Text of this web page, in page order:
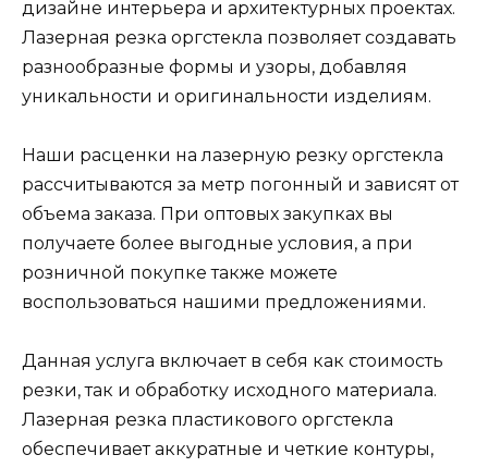
дизайне интерьера и архитектурных проектах.
Лазерная резка оргстекла позволяет создавать
разнообразные формы и узоры, добавляя
уникальности и оригинальности изделиям.
Наши расценки на лазерную резку оргстекла
рассчитываются за метр погонный и зависят от
объема заказа. При оптовых закупках вы
получаете более выгодные условия, а при
розничной покупке также можете
воспользоваться нашими предложениями.
Данная услуга включает в себя как стоимость
резки, так и обработку исходного материала.
Лазерная резка пластикового оргстекла
обеспечивает аккуратные и четкие контуры,